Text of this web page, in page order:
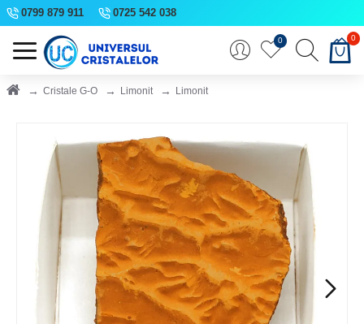
0799 879 911 0725 542 038
0 0
Cristale G-O Limonit Limonit